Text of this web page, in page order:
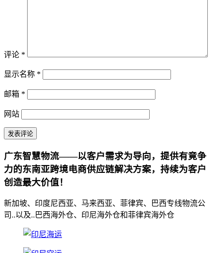
评论 *
显示名称 *
邮箱 *
网站
广东智慧物流——以客户需求为导向，提供有竟争
力的东南亚跨境电商供应链解决方案，持续为客户
创造最大价值！
新加坡、印度尼西亚、马来西亚、菲律宾、巴西专线物流公
司..以及..巴西海外仓、印尼海外仓和菲律宾海外仓